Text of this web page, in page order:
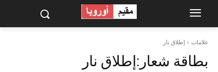
علامات إطلاق نار
بطاقة شعار:إطلاق نار